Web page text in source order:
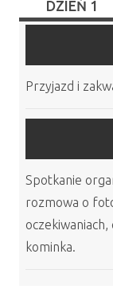
DZIEŃ 1
Przyjazd i
Spotkanie
rozmowa o
kominka.